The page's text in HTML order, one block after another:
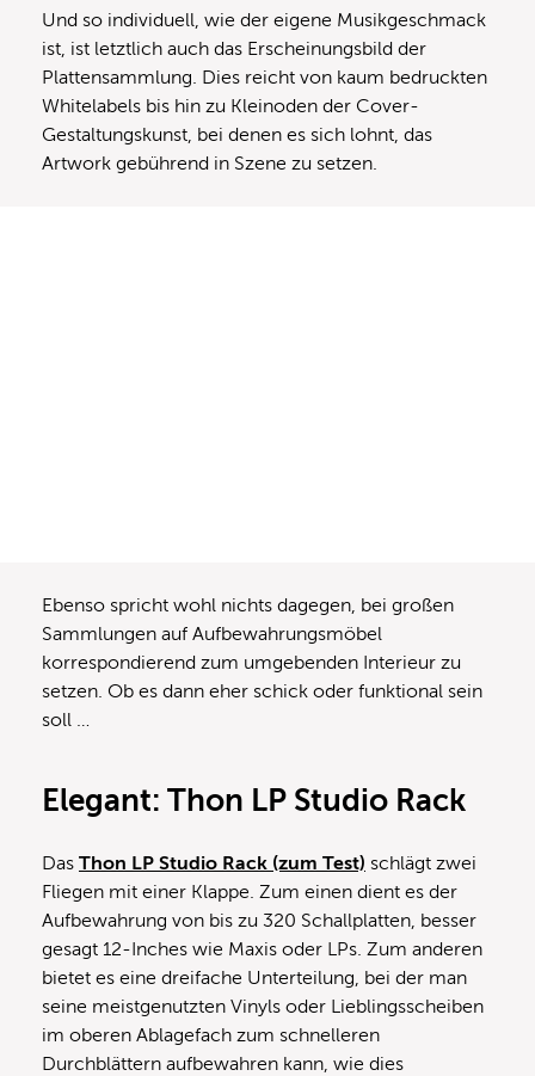
Und so individuell, wie der eigene Musikgeschmack
ist, ist letztlich auch das Erscheinungsbild der
Plattensammlung. Dies reicht von kaum bedruckten
Whitelabels bis hin zu Kleinoden der Cover-
Gestaltungskunst, bei denen es sich lohnt, das
Artwork gebührend in Szene zu setzen.
Ebenso spricht wohl nichts dagegen, bei großen
Sammlungen auf Aufbewahrungsmöbel
korrespondierend zum umgebenden Interieur zu
setzen. Ob es dann eher schick oder funktional sein
soll …
Elegant: Thon LP Studio Rack
Das Thon LP Studio Rack (zum Test) schlägt zwei
Fliegen mit einer Klappe. Zum einen dient es der
Aufbewahrung von bis zu 320 Schallplatten, besser
gesagt 12-Inches wie Maxis oder LPs. Zum anderen
bietet es eine dreifache Unterteilung, bei der man
seine meistgenutzten Vinyls oder Lieblingsscheiben
im oberen Ablagefach zum schnelleren
Durchblättern aufbewahren kann, wie dies